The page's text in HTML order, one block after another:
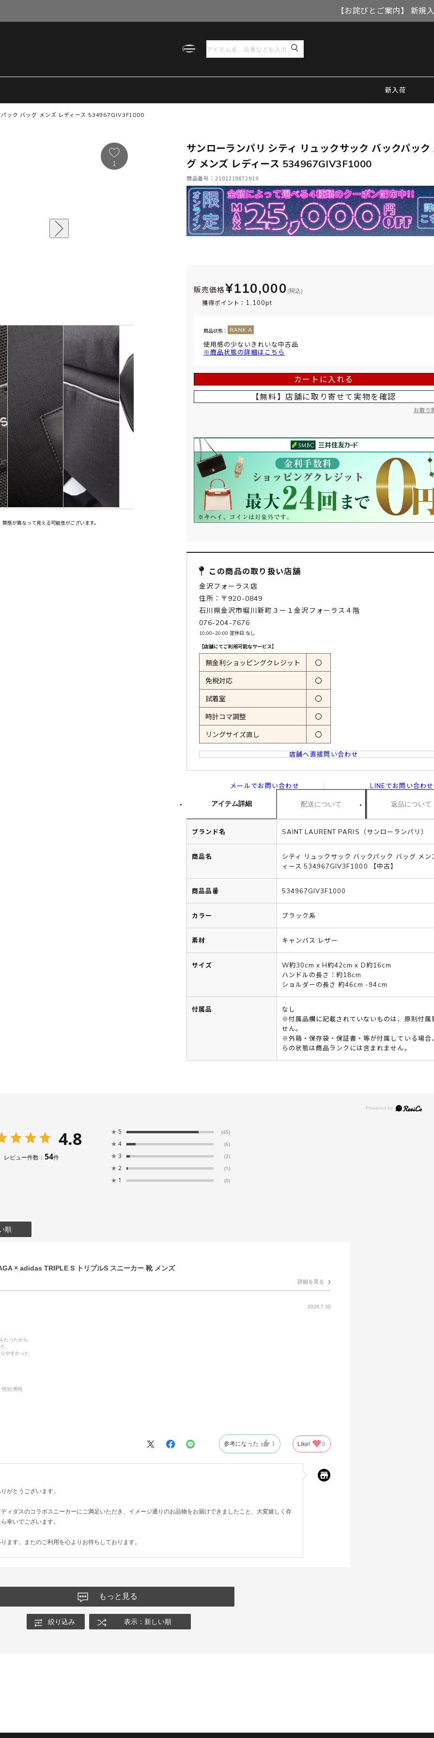
【お詫びとご案内】 新
新入荷
パック バッグ メンズ レディース 534967GIV3F1000
1
感が異なって見える可能性がございます。
サンローランパリ シティ リュックサック バックパック
グ メンズ レディース 534967GIV3F1000
商品番号：2101219872919
販売価格¥110,000 (税込)
獲得ポイント： 1,100pt
商品状態：
使用感の少ないきれいな中古品
※商品状態の詳細はこちら
カートに入れる
【無料】店舗に取り寄せて 実物を確認
お取り
この商品の取り扱い店舗
金沢フォーラス店
住所：〒920-0849
石川県金沢市堀川新町３ー１金沢フォーラス４階
076-204-7676
10:00~20:00 定休日:なし
【店舗にてご利用可能なサービス】
無金利ショッピングクレジット 〇
免税対応 〇
試着室 〇
時計コマ調整 〇
リングサイズ直し 〇
店舗へ直接問い合わせ
メールでお問い合わせ LINEでお問い合わせ
アイテム詳細 配送について 返品について
ブランド名 SAINT LAURENT PARIS（サンローランパリ）
商品名
シティ リュックサック バックパック バッグ メン
ィース 534967GIV3F1000 【中古】
商品品番 534967GIV3F1000
カラー ブラック系
素材 キャンバス レザー
サイズ
W約30cm x H約42cm x D約16cm
ハンドルの長さ：約18cm
ショルダーの長さ 約46cm -94cm
付属品
なし
※付属品欄に記載されていないものは、原則付属
せん。
※外箱・保存袋・保証書・等が付属している場合
らの状態は商品ランクには含まれません。
4.8
レビュー件数： 54件
★ 5 (45)
★ 4 (6)
★ 3 (2)
★ 2 (1)
★ 1 (0)
順
× adidas TRIPLE S トリプルS スニーカー 靴 メンズ
詳細を見る
2026.7.30
だったから
やすかった
性別:男性
参考になった 1 Like! 0
がとうございます。
ィダスのコラボスニーカーにご満足いただき、イメージ通りのお品物をお届けできましたこと、大変嬉しく存
幸いでございます。
ます。またのご利用を心よりお待ちしております。
もっと見る
絞り込み 表示：新しい順